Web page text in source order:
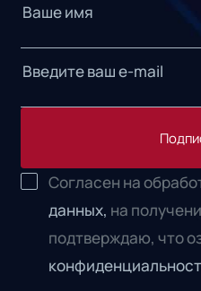
Согласен на
данных, на
подтверждаю, что